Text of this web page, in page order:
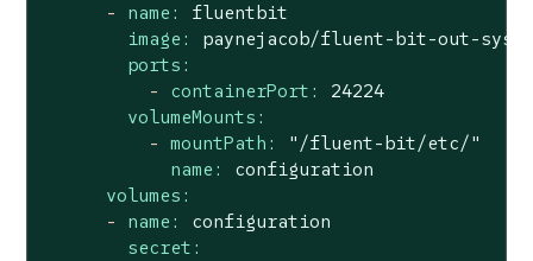
-
name:
fluentbit
image:
paynejacob/fluent-bit-out-
ports:
-
containerPort:
24224
volumeMounts:
- mountPath:
"/fluent-bit/etc/"
name:
configuration
volumes:
-
name:
configuration
secret: